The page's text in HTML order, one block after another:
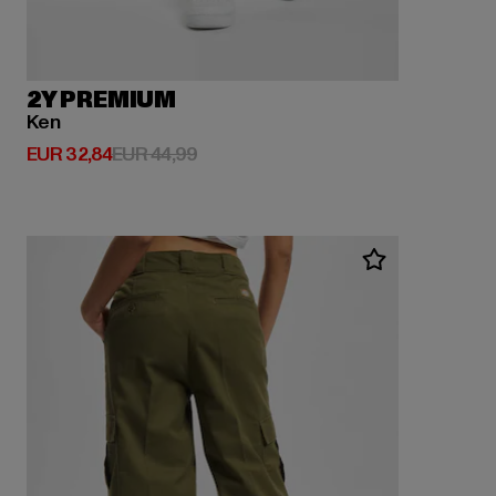
2Y PREMIUM
Ken
EUR 32,84
Derzeitiger Preis: EUR 32,84
EUR 44,99Aktionspreis: EUR 44,99